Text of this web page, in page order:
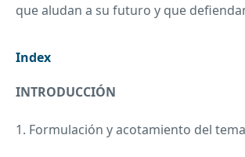
que aludan a su futuro y que
Index
INTRODUCCIÓN
1. Formulación y acotamiento del tema